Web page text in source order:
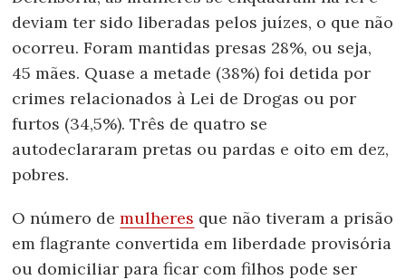
deviam ter sido liberadas pelos juízes, o que não
ocorreu. Foram mantidas presas 28%, ou seja,
45 mães. Quase a metade (38%) foi detida por
crimes relacionados à Lei de Drogas ou por
furtos (34,5%). Três de quatro se
autodeclararam pretas ou pardas e oito em dez,
pobres.
O número demulheres que não tiveram a prisão
em flagrante convertida em liberdade provisória
ou domiciliar para ficar com filhos pode ser